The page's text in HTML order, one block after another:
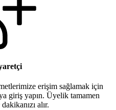
erişim sağlamak için
giriş yapın. Üyelik tamamen
alır.